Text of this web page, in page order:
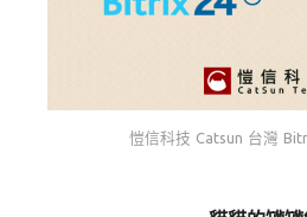
愷信科技 Catsun 台灣